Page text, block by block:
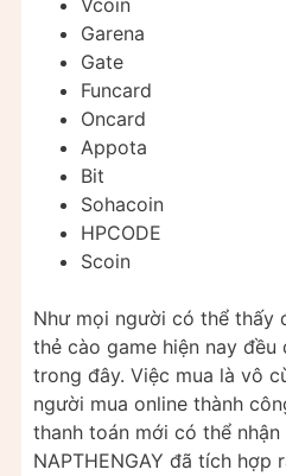
Vcoin
Garena
Gate
Funcard
Oncard
Appota
Bit
Sohacoin
HPCODE
Scoin
Như mọi người có thể thấy
thẻ cào game hiện nay
trong đây. Việc mua là vô
người mua online thành
thanh toán mới có thể
NAPTHENGAY đã tích hợp